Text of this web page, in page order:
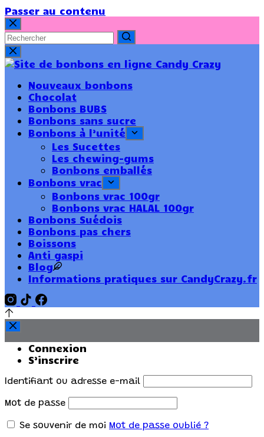
Passer au contenu
Nouveaux bonbons
Chocolat
Bonbons BUBS
Bonbons sans sucre
Bonbons à l’unité
Les Sucettes
Les chewing-gums
Bonbons emballés
Bonbons vrac
Bonbons vrac 100gr
Bonbons vrac HALAL 100gr
Bonbons Suédois
Bonbons pas chers
Boissons
Anti gaspi
Blog
Informations pratiques sur CandyCrazy.fr
Connexion
S’inscrire
Identifiant ou adresse e-mail
Mot de passe
Se souvenir de moi Mot de passe oublié ?